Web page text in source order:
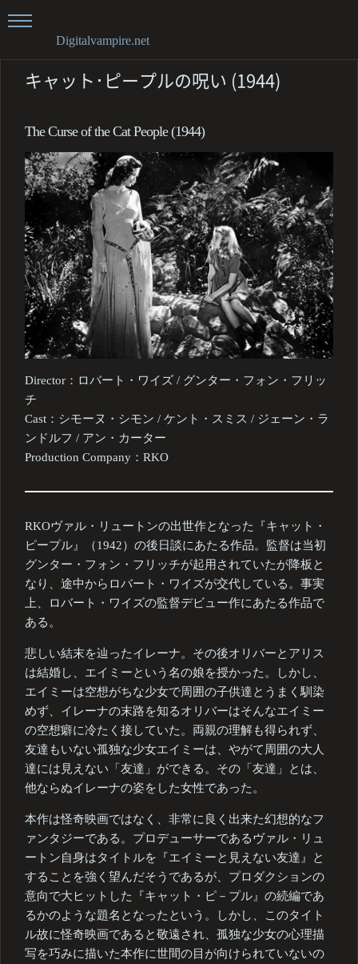
Digitalvampire.net
キャット･ピープルの呪い (1944)
The Curse of the Cat People (1944)
Director：ロバート・ワイズ / グンター・フォン・フリッ
チ
Cast：シモーヌ・シモン / ケント・スミス / ジェーン・ラ
ンドルフ / アン・カーター
Production Company：RKO
RKOヴァル・リュートンの出世作となった『キャット・
ピープル』（1942）の後日談にあたる作品。監督は当初
グンター・フォン・フリッチが起用されていたが降板と
なり、途中からロバート・ワイズが交代している。事実
上、ロバート・ワイズの監督デビュー作にあたる作品で
ある。
悲しい結末を辿ったイレーナ。その後オリバーとアリス
は結婚し、エイミーという名の娘を授かった。しかし、
エイミーは空想がちな少女で周囲の子供達とうまく馴染
めず、イレーナの末路を知るオリバーはそんなエイミー
の空想癖に冷たく接していた。両親の理解も得られず、
友達もいない孤独な少女エイミーは、やがて周囲の大人
達には見えない「友達」ができる。その「友達」とは、
他ならぬイレーナの姿をした女性であった。
本作は怪奇映画ではなく、非常に良く出来た幻想的なフ
ァンタジーである。プロデューサーであるヴァル・リュ
ートン自身はタイトルを『エイミーと見えない友達』と
することを強く望んだそうであるが、プロダクションの
意向で大ヒットした『キャット・ピ－プル』の続編であ
るかのような題名となったという。しかし、このタイト
ル故に怪奇映画であると敬遠され、孤独な少女の心理描
写を巧みに描いた本作に世間の目が向けられていないの